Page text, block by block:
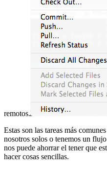
remotos.
Estas son las tareas más
nosotros solos o tenemos un
nos puede ahorrar el tener que
hacer cosas sencillas.